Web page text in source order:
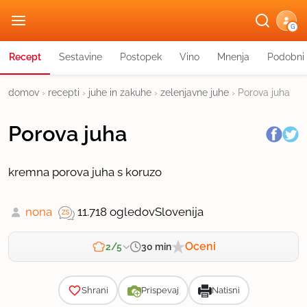
G
Recept Sestavine Postopek Vino Mnenja
domov › recepti › juhe in zakuhe › zelenjavne juhe › Porova juha
Porova juha
kremna porova juha s koruzo
nona 11.718 ogledovSlovenija
2/5 30 min Oceni
Shrani Prispevaj Natisni